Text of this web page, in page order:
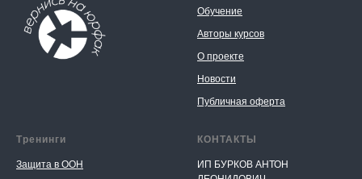
Обучение
Авторы курсов
О проекте
Новости
Публичная оферта
Тренинги
Защита в ООН
КОНТАКТЫ
ИП БУРКОВ АНТОН